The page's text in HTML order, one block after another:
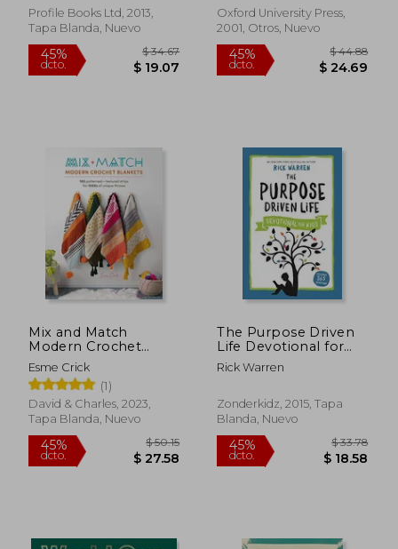
Inglés)
Profile Books Ltd, 2013,
Tapa Blanda, Nuevo
dcto.
Oxford University Press,
2001, Otros, Nuevo
45%
dcto.
Mix and Match
Modern Crochet
Blankets: 100
Patterned and
Textured Stripes for
1000's of Unique
Throws (en Inglés)
Esme Crick
(1)
David & Charles, 2023,
Tapa Blanda, Nuevo
The Purpose Driven
Life Devotional for
Kids (en Inglés)
Rick Warren
Zonderkidz, 2015, Tapa
Blanda, Nuevo